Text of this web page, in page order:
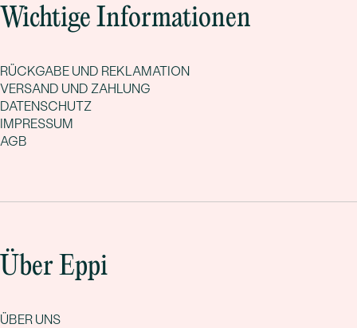
Wichtige Informationen
RÜCKGABE UND REKLAMATION
VERSAND UND ZAHLUNG
DATENSCHUTZ
IMPRESSUM
AGB
Über Eppi
ÜBER UNS